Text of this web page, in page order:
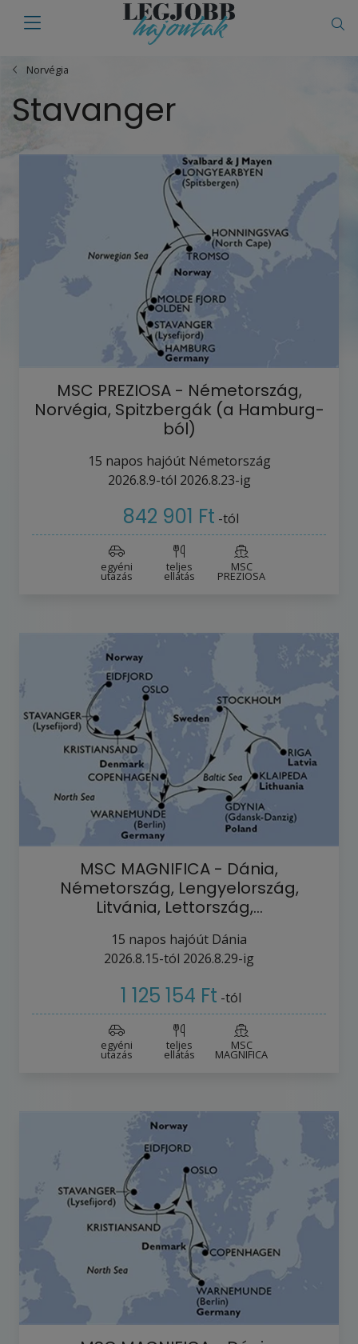
Norvégia
Stavanger
MSC PREZIOSA - Németország,
Norvégia, Spitzbergák (a Hamburg-
ból)
15 napos hajóút Németország
2026.8.9-tól 2026.8.23-ig
842 901 Ft -tól
egyéni
utazás
teljes
ellátás
MSC
PREZIOSA
MSC MAGNIFICA - Dánia,
Németország, Lengyelország,
Litvánia, Lettország,…
15 napos hajóút Dánia
2026.8.15-tól 2026.8.29-ig
1 125 154 Ft -tól
egyéni
utazás
teljes
ellátás
MSC
MAGNIFICA